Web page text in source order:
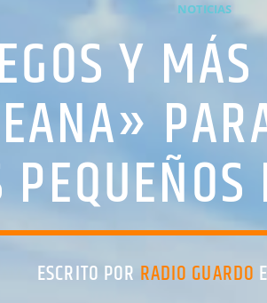
NOTICIAS
Y
ESCRITO POR RADIO GUARDO